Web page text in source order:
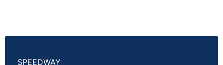
SPEEDWAY